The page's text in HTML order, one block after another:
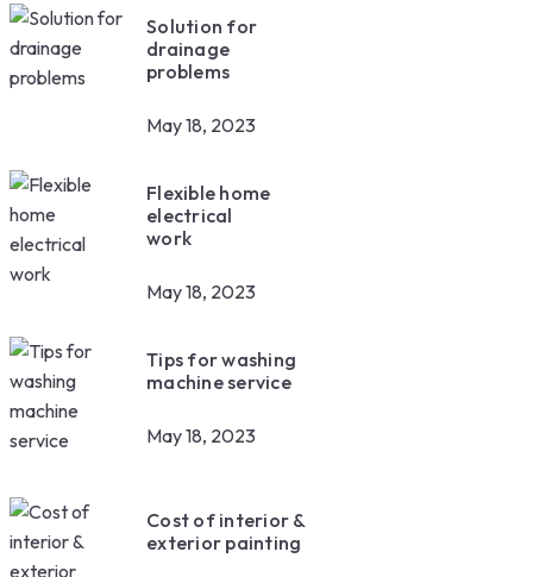
Solution for
drainage
problems
May 18, 2023
Flexible home
electrical
work
May 18, 2023
Tips for washing
machine service
May 18, 2023
Cost of interior &
exterior painting